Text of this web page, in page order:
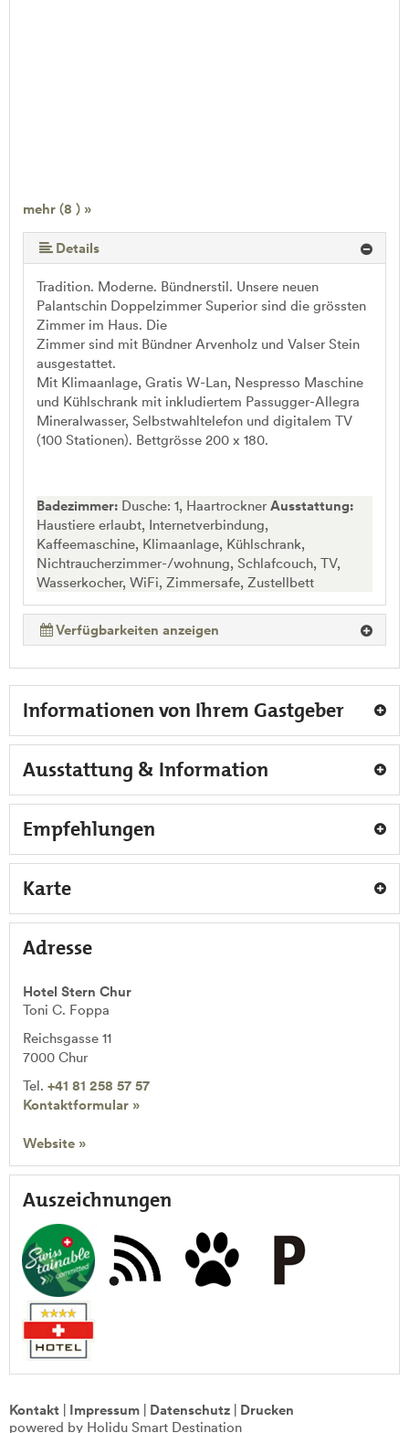
mehr (8 ) »
mehr (8 ) »
mehr (8 ) »
mehr (8 ) »
mehr (8 ) »
Details
Tradition. Moderne. Bündnerstil. Unsere neuen
Palantschin Doppelzimmer Superior sind die grössten
Zimmer im Haus. Die
Zimmer sind mit Bündner Arvenholz und Valser Stein
ausgestattet.
Mit Klimaanlage, Gratis W-Lan, Nespresso Maschine
und Kühlschrank mit inkludiertem Passugger-Allegra
Mineralwasser, Selbstwahltelefon und digitalem TV
(100 Stationen). Bettgrösse 200 x 180.
Badezimmer: Dusche: 1, Haartrockner Ausstattung:
Haustiere erlaubt, Internetverbindung,
Kaffeemaschine, Klimaanlage, Kühlschrank,
Nichtraucherzimmer-/wohnung, Schlafcouch, TV,
Wasserkocher, WiFi, Zimmersafe, Zustellbett
Verfügbarkeiten anzeigen
Informationen von Ihrem Gastgeber
Ausstattung & Information
Empfehlungen
Karte
Adresse
Hotel Stern Chur
Toni C. Foppa
Reichsgasse 11
7000 Chur
Tel. +41 81 258 57 57
Kontaktformular »
Website »
Auszeichnungen
Kontakt | Impressum | Datenschutz | Drucken
powered by Holidu Smart Destination